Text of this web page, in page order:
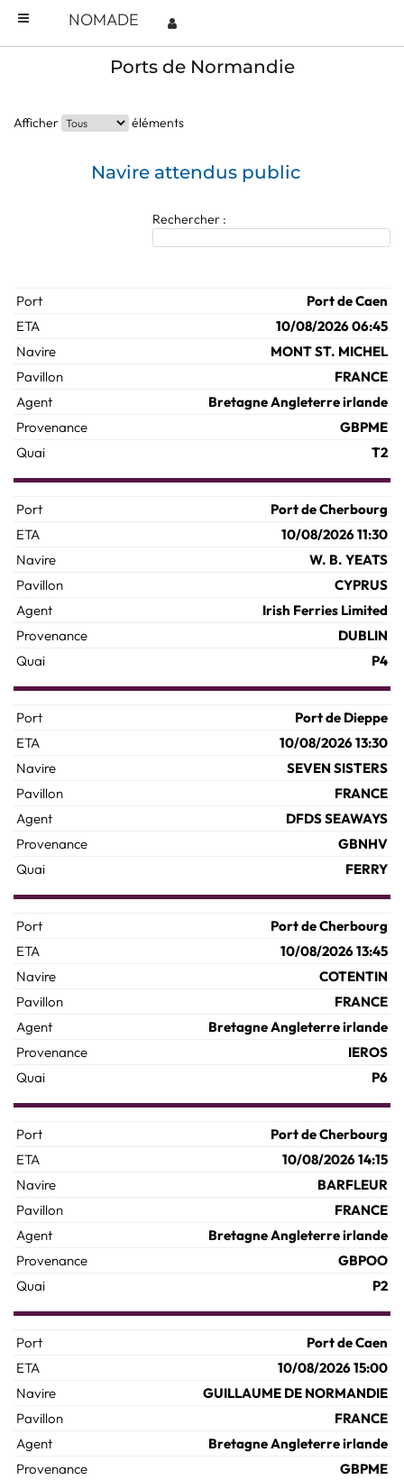
NOMADE
Ports de Normandie
Afficher éléments
Navire attendus public
Rechercher :
Port de Caen
10/08/2026 06:45
MONT ST. MICHEL
FRANCE
Bretagne Angleterre irlande
GBPME
T2
Port de Cherbourg
10/08/2026 11:30
W. B. YEATS
CYPRUS
Irish Ferries Limited
DUBLIN
P4
Port de Dieppe
10/08/2026 13:30
SEVEN SISTERS
FRANCE
DFDS SEAWAYS
GBNHV
FERRY
Port de Cherbourg
10/08/2026 13:45
COTENTIN
FRANCE
Bretagne Angleterre irlande
IEROS
P6
Port de Cherbourg
10/08/2026 14:15
BARFLEUR
FRANCE
Bretagne Angleterre irlande
GBPOO
P2
Port de Caen
10/08/2026 15:00
GUILLAUME DE NORMANDIE
FRANCE
Bretagne Angleterre irlande
GBPME